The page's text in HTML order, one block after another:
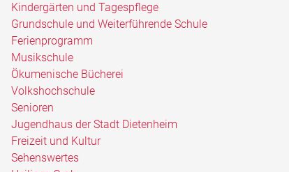
Kindergärten und Tagespflege
Grundschule und Weiterführende Schule
Ferienprogramm
Musikschule
Ökumenische Bücherei
Volkshochschule
Senioren
Jugendhaus der Stadt Dietenheim
Freizeit und Kultur
Sehenswertes